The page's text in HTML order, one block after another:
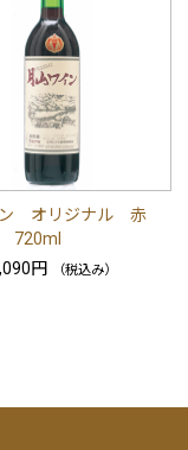
ン オリジナル 赤
720ml
円
（税込み）